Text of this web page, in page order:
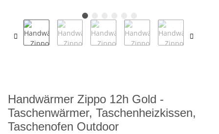
Handwärmer Zippo 12h Gold -
Taschenwärmer, Taschenheizkissen,
Taschenofen Outdoor